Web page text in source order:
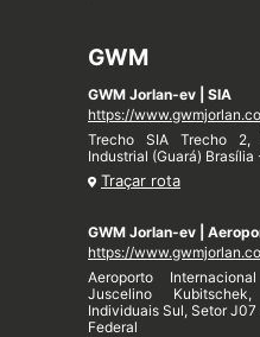
GWM
GWM Jorlan-ev | SIA
https://
Trecho SIA Trecho
Industrial (Guará)
Traçar rota
GWM Jorlan-ev |
https://
Aeroporto
Juscelino
Individuais Sul, Setor
Federal